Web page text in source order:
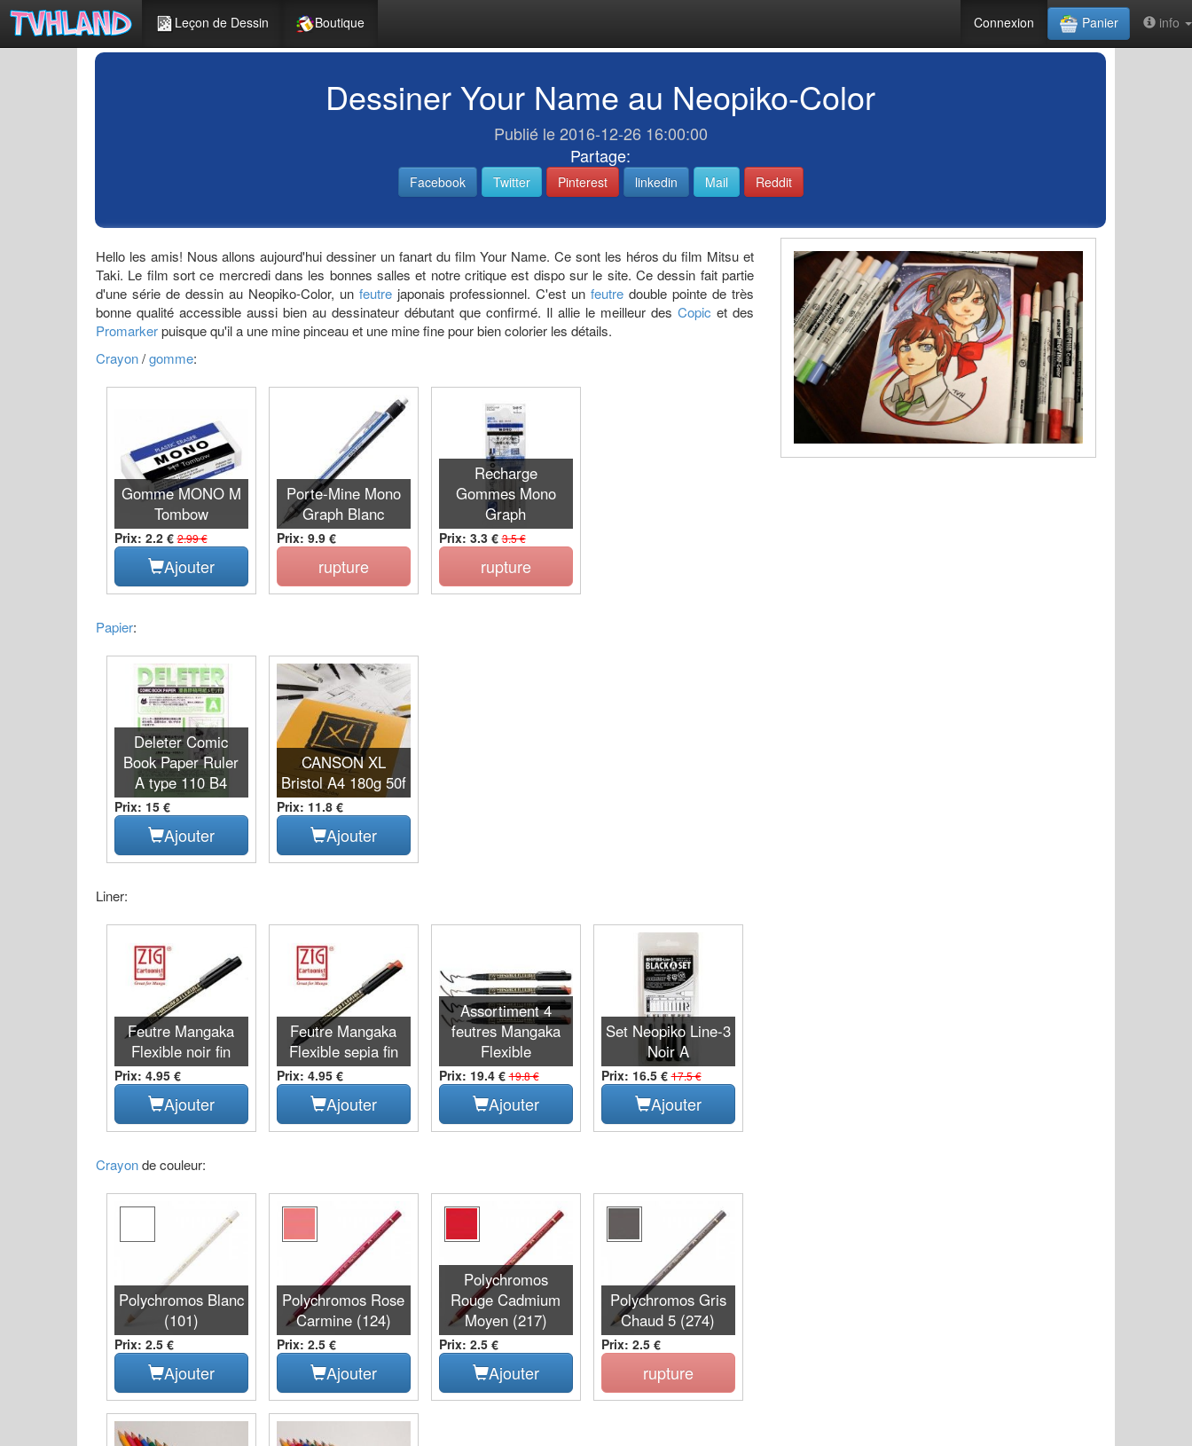
Leçon de Dessin Boutique Connexion Panier info
Dessiner Your Name au Neopiko-Color
Publié le 2016-12-26 16:00:00
Partage:
Facebook Twitter Pinterest linkedin Mail Reddit
Hello les amis! Nous allons aujourd'hui dessiner un fanart du film Your Name. Ce sont les héros du film Mitsu et
Taki. Le film sort ce mercredi dans les bonnes salles et notre critique est dispo sur le site. Ce dessin fait partie
d'une série de dessin au Neopiko-Color, un feutrejaponais professionnel. C'est unfeutre double pointe de très
bonne qualité accessible aussi bien au dessinateur débutant que confirmé. Il allie le meilleur des Copic et des
Promarkerpuisque qu'il a une mine pinceau et une mine fine pour bien colorier les détails.
Crayon/gomme:
Gomme MONO M
Tombow
Prix: 2.2 € 2.99 €
Ajouter
Porte-Mine Mono
Graph Blanc
Prix: 9.9 €
rupture
Recharge
Gommes Mono
Graph
Prix: 3.3 € 3.5 €
rupture
Papier:
Deleter Comic
Book Paper Ruler
A type 110 B4
Prix: 15 €
Ajouter
CANSON XL
Bristol A4 180g 50f
Prix: 11.8 €
Ajouter
Liner:
Feutre Mangaka
Flexible noir fin
Prix: 4.95 €
Ajouter
Feutre Mangaka
Flexible sepia fin
Prix: 4.95 €
Ajouter
Assortiment 4
feutres Mangaka
Flexible
Prix: 19.4 € 19.8 €
Ajouter
Set Neopiko Line-3
Noir A
Prix: 16.5 € 17.5 €
Ajouter
Crayonde couleur:
Polychromos Blanc
(101)
Prix: 2.5 €
Ajouter
Polychromos Rose
Carmine (124)
Prix: 2.5 €
Ajouter
Polychromos
Rouge Cadmium
Moyen (217)
Prix: 2.5 €
Ajouter
Polychromos Gris
Chaud 5 (274)
Prix: 2.5 €
rupture